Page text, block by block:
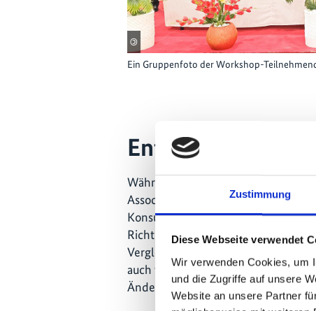
Zustimmung
Diese Webseite verwendet
Wir verwenden Cookies, um
und die Zugriffe auf unsere
Website an unsere Partner
©
Ein Gruppenfoto der Workshop-
Entscheidende
Während des Workshops
Association (UFIA) die Ergebnisse
Konsultationsprozesses und
Richtlinien überprüft hatten. Durch
Vergleich schlugen sie erhebliche
auch wichtige Beiträge zur
Änderungen.